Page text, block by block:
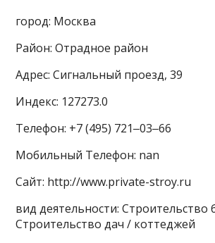
город: Москва
Район: Отрадное район
Адрес: Сигнальный проезд, 39
Индекс: 127273.0
Телефон: +7 (495) 721‒03‒66
Мобильный Телефон: nan
Сайт: http://www.private-stroy.ru
вид деятельности: Строительство
Строительство дач / коттеджей